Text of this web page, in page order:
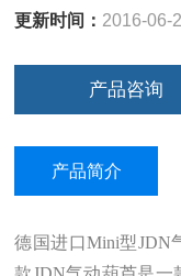
更新时间： 2016-06-
产品咨询
产品简介
德国进口Mini型JDN